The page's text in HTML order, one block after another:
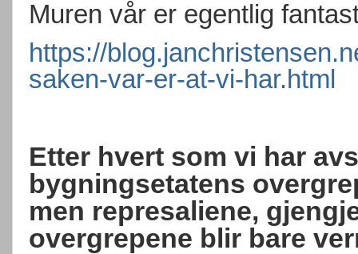
Muren vår er egentlig
https://
saken-var-er-at-vi-har.html
Etter hvert som vi har
bygningsetatens
men represaliene,
overgrepene blir bare